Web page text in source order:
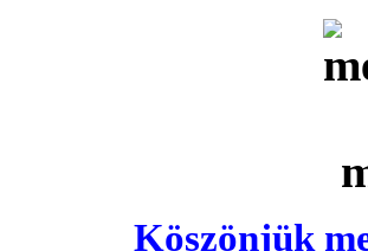
Köszönjük